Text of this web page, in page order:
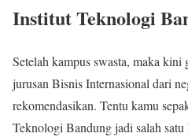
Institut Teknologi
Setelah kampus swasta, maka kini
jurusan Bisnis Internasional dari
rekomendasikan. Tentu kamu
Teknologi Bandung jadi salah